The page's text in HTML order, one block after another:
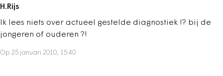
H.Rijs
Ik lees niets over actueel gestelde diagnostiek !? bij de
jongeren of ouderen ?!
Op 25 januari 2010, 15:40